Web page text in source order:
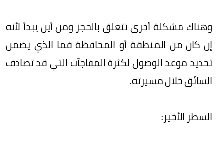
وهناك مشكلة أخرى تتعلق بالحجز ومن أين يبدأ لأنه
إن كان من المنطقة أو المحافظة فما الذي يضمن
تحديد موعد الوصول لكثرة المفاجآت التي قد تصادف
السائق خلال مسيرته.
السطر الأخير: